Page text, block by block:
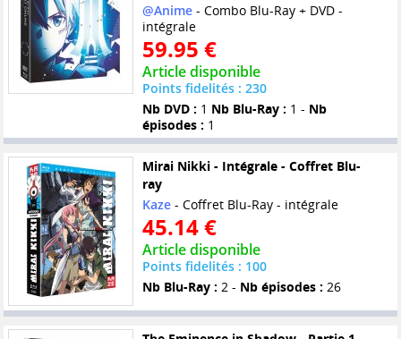
@Anime- Combo Blu-Ray + DVD -
intégrale
59.95 €
Article disponible
Points fidelités : 230
Nb DVD : 1 Nb Blu-Ray : 1 - Nb
épisodes : 1
Mirai Nikki - Intégrale - Coffret Blu-
ray
Kaze- Coffret Blu-Ray - intégrale
45.14 €
Article disponible
Points fidelités : 100
Nb Blu-Ray : 2 - Nb épisodes : 26